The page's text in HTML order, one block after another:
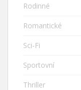
Rodinné
Romantické
Sci-Fi
Sportovní
Thriller